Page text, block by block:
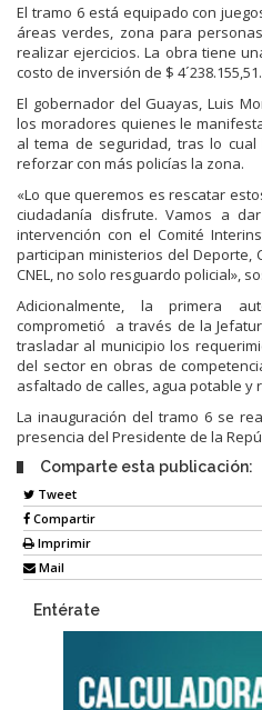
El tramo 6 está equipado con
áreas verdes, zona para
realizar ejercicios. La obra tiene
costo de inversión de $ 4´238.155,51.
El gobernador del Guayas, Luis
los moradores quienes le
al tema de seguridad, tras lo
reforzar con más policías la zona.
«Lo que queremos es rescatar
ciudadanía disfrute. Vamos a
intervención con el Comité
participan ministerios del Deporte,
CNEL, no solo resguardo policial»,
Adicionalmente, la primera
comprometió a través de la
trasladar al municipio los
del sector en obras de
asfaltado de calles, agua potable y
La inauguración del tramo 6 se
presencia del Presidente de la
Comparte esta publicación:
Tweet
Compartir
Imprimir
Mail
Entérate